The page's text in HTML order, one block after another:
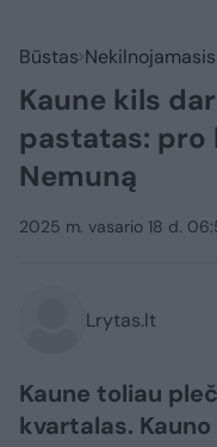
Būstas
Kaune kils
pastatas: pro
Nemuną
2025 m. vasario 18 d.
Lrytas.lt
Kaune toliau
kvartalas.